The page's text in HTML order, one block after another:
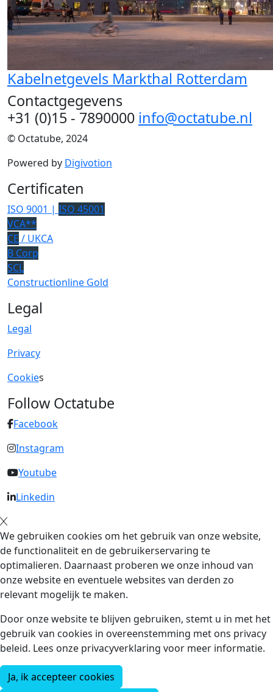
Kabelnetgevels Markthal Rotterdam
Contactgegevens
+31 (0)15 - 7890000 info@octatube.nl
© Octatube, 2024
Powered by Digivotion
Certificaten
ISO 9001 | ISO 45001
VCA**
CE / UKCA
B Corp
SCL
Constructionline Gold
Legal
Legal
Privacy
Cookies
Follow Octatube
Facebook
Instagram
Youtube
Linkedin
We gebruiken cookies om het gebruik van onze website,
de functionaliteit en de gebruikerservaring te
optimalieren. Daarnaast proberen we onze inhoud van
onze website en eventuele websites van derden zo
relevant mogelijk te maken.
Door onze website te blijven gebruiken, stemt u in met het
gebruik van cookies in overeenstemming met ons privacy
beleid. Lees onze privacyverklaring voor meer informatie.
Ja, ik accepteer cookies